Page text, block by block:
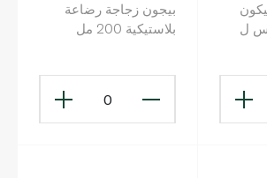
ل
بيجون زجاجة رضاعة
بلاستيكية 200 مل
0